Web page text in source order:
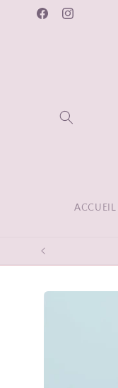
passerFacebookInstagram
ACCUEIL
Passer aux